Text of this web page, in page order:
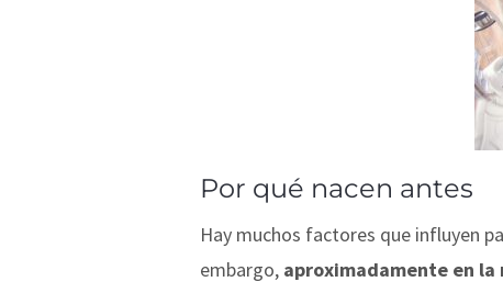
Por qué nacen antes
Hay muchos factores que influyen
embargo, aproximadamente en